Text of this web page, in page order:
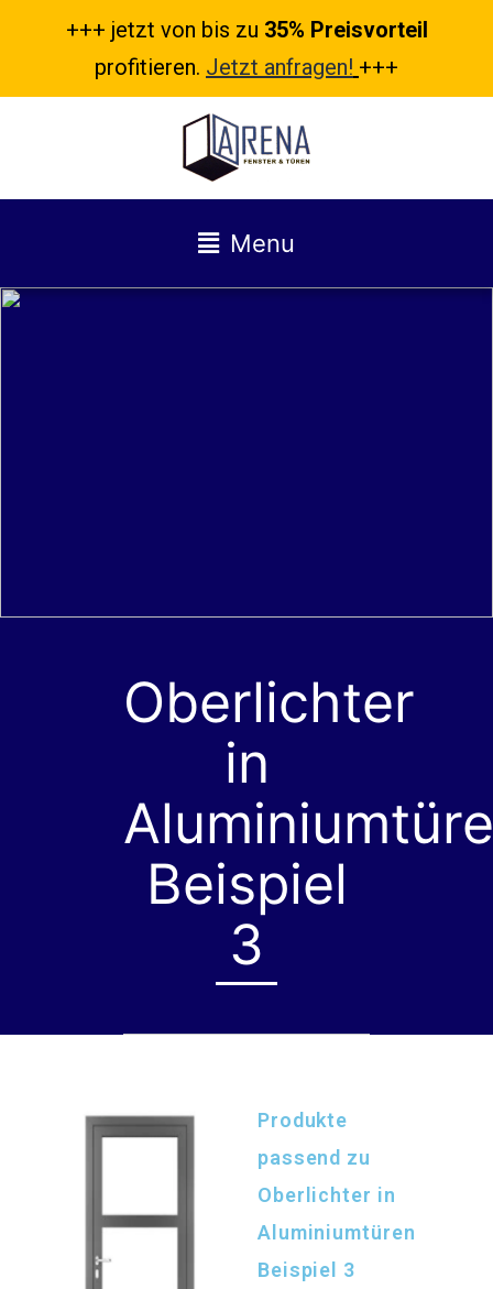
+++ jetzt von bis zu 35% Preisvorteil
profitieren. Jetzt anfragen! +++
Menu
Oberlichter
in
Beispiel
3
Produkte
passend zu
Oberlichter in
Aluminiumtüren
Beispiel 3